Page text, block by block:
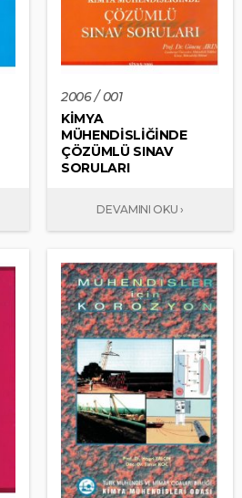
2006 / 001
KİMYA
MÜHENDİSLİĞİNDE
ÇÖZÜMLÜ SINAV
SORULARI